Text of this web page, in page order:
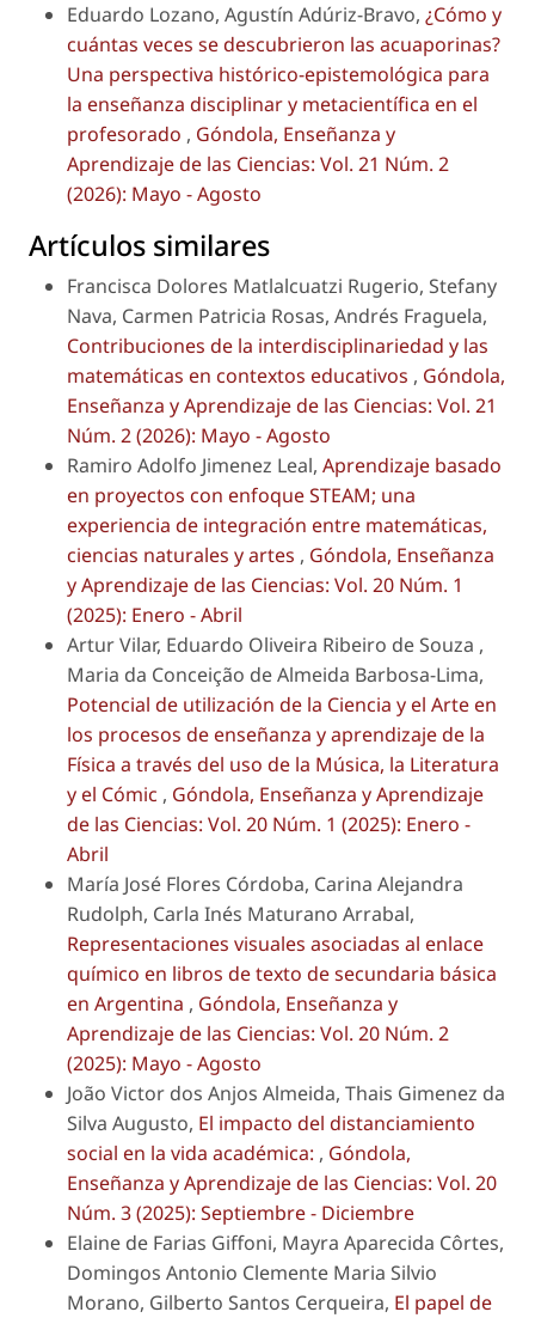
Eduardo Lozano, Agustín Adúriz-Bravo, ¿Cómo y
cuántas veces se descubrieron las acuaporinas?
Una perspectiva histórico-epistemológica para
la enseñanza disciplinar y metacientífica en el
profesorado , Góndola, Enseñanza y
Aprendizaje de las Ciencias: Vol. 21 Núm. 2
(2026): Mayo - Agosto
Artículos similares
Francisca Dolores Matlalcuatzi Rugerio, Stefany
Nava, Carmen Patricia Rosas, Andrés Fraguela,
Contribuciones de la interdisciplinariedad y las
matemáticas en contextos educativos , Góndola,
Enseñanza y Aprendizaje de las Ciencias: Vol. 21
Núm. 2 (2026): Mayo - Agosto
Ramiro Adolfo Jimenez Leal, Aprendizaje basado
en proyectos con enfoque STEAM; una
experiencia de integración entre matemáticas,
ciencias naturales y artes , Góndola, Enseñanza
y Aprendizaje de las Ciencias: Vol. 20 Núm. 1
(2025): Enero - Abril
Artur Vilar, Eduardo Oliveira Ribeiro de Souza ,
Maria da Conceição de Almeida Barbosa-Lima,
Potencial de utilización de la Ciencia y el Arte en
los procesos de enseñanza y aprendizaje de la
Física a través del uso de la Música, la Literatura
y el Cómic , Góndola, Enseñanza y Aprendizaje
de las Ciencias: Vol. 20 Núm. 1 (2025): Enero -
Abril
María José Flores Córdoba, Carina Alejandra
Rudolph, Carla Inés Maturano Arrabal,
Representaciones visuales asociadas al enlace
químico en libros de texto de secundaria básica
en Argentina , Góndola, Enseñanza y
Aprendizaje de las Ciencias: Vol. 20 Núm. 2
(2025): Mayo - Agosto
João Victor dos Anjos Almeida, Thais Gimenez da
Silva Augusto, El impacto del distanciamiento
social en la vida académica: , Góndola,
Enseñanza y Aprendizaje de las Ciencias: Vol. 20
Núm. 3 (2025): Septiembre - Diciembre
Elaine de Farias Giffoni, Mayra Aparecida Côrtes,
Domingos Antonio Clemente Maria Silvio
Morano, Gilberto Santos Cerqueira, El papel de